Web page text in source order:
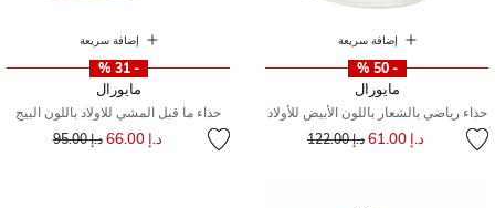
إضافة سريعة
- 50 %
مايورال
حذاء رياضي بالشعار باللون الأبيض للأولاد
د.إ 61.00 سعر مخفض مند.إ 122.00
إضافة سريعة
- 31 %
مايورال
حذاء ما قبل المشي للاولاد باللون البيج
د.إ 66.00 سعر مخفض من
د.إ 95.00 إلى